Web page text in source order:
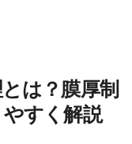
は？膜厚制
すく解説